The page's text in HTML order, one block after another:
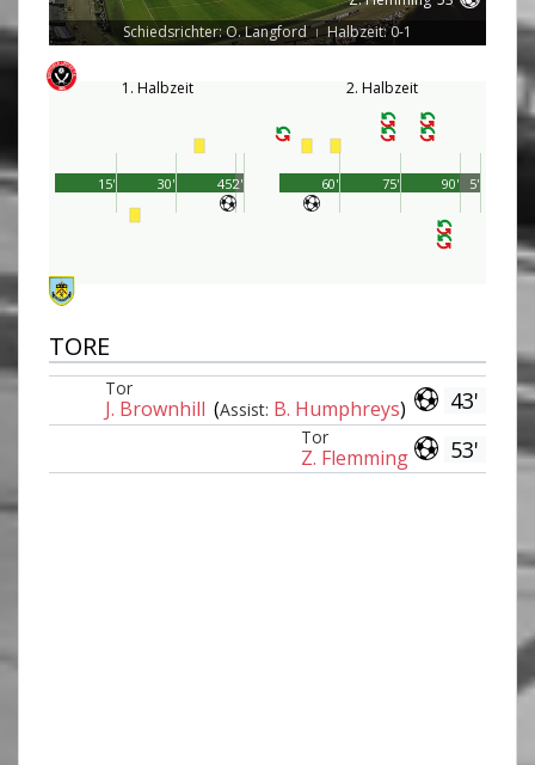
Schiedsrichter: O. Langford
| Halbzeit: 0-1
1. Halbzeit
45'
15' 30' 2'
2. Halbzeit
90'
60' 75' 5'
TORE
43'
Tor
J. Brownhill (Assist: B. Humphreys)
53'
Tor
Z. Flemming